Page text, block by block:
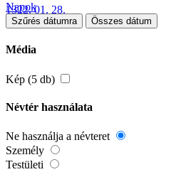
1322. 01. 28.
Napok
Szűrés dátumra Összes dátum
Média
Kép (5 db)
Névtér használata
Ne használja a névteret
Személy
Testületi